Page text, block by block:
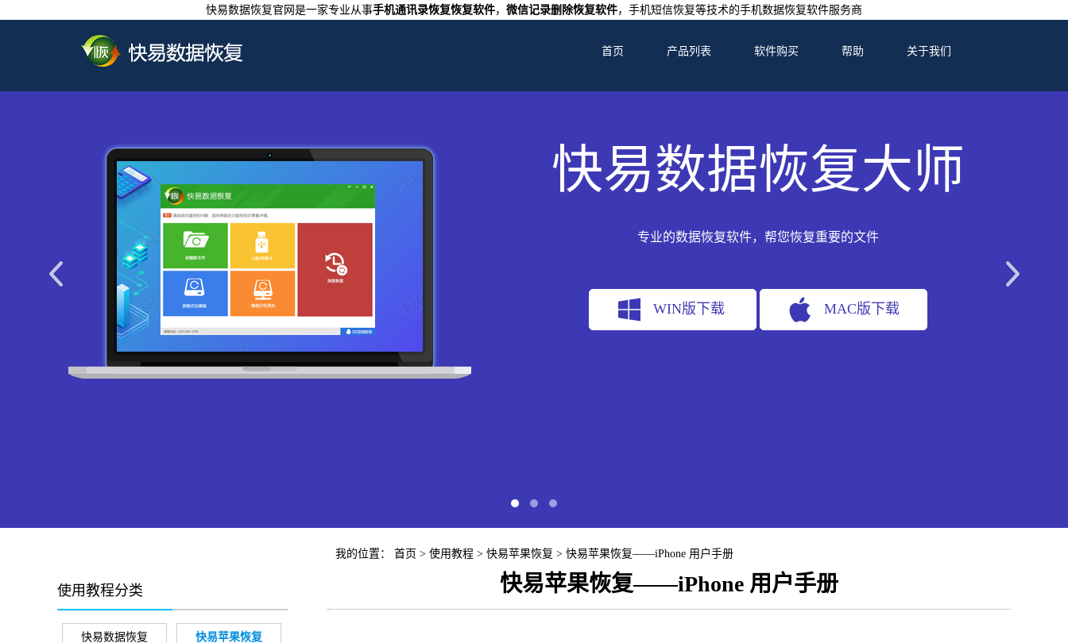
快易数据恢复官网是一家专业从事手机通讯录恢复恢复软件， 微信记录删除恢复软件，手机短信恢复等技术的手机数据恢复软件服务商
首页 产品列表 软件购买 帮助 关于我们
快易数据恢复大师
专业的数据恢复软件，帮您恢复重要的文件
WIN版下载 MAC版下载
快易苹果恢复大师
我的位置： 首页 > 使用教程 > 快易苹果恢复 > 快易苹果恢复——iPhone 用户手册
使用教程分类
快易数据恢复 快易苹果恢复
快易苹果恢复——iPhone 用户手册